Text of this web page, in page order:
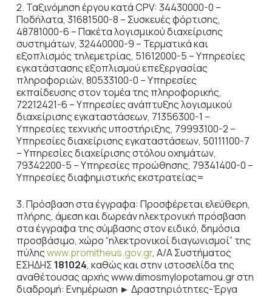
2. Ταξινόμηση έργου κατά CPV:34430000-0 –
Ποδήλατα, 31681500-8 – Συσκευές φόρτισης,
48781000-6 – Πακέτα λογισμικού διαχείρισης
συστημάτων, 32440000-9 – Τερματικά και
εξοπλισμός τηλεμετρίας, 51612000-5 – Υπηρεσίες
εγκατάστασης εξοπλισμού επεξεργασίας
πληροφοριών, 80533100-0 – Υπηρεσίες
εκπαίδευσης στον τομέα της πληροφορικής,
72212421-6 – Υπηρεσίες ανάπτυξης λογισμικού
διαχείρισης εγκαταστάσεων, 71356300-1 –
Υπηρεσίες τεχνικής υποστήριξης, 79993100-2 –
Υπηρεσίες διαχείρισης εγκαταστάσεων, 50111100-7
– Υπηρεσίες διαχείρισης στόλου οχημάτων,
79342200-5 – Υπηρεσίες προώθησης, 79341400-0 –
Υπηρεσίες διαφημιστικής εκστρατείας=
3. Πρόσβαση στα έγγραφα: Προσφέρεται ελεύθερη,
πλήρης, άμεση και δωρεάν ηλεκτρονική πρόσβαση
στα έγγραφα της σύμβασης στον ειδικό, δημόσια
προσβάσιμο, χώρο “ηλεκτρονικοί διαγωνισμοί” της
πύληςwww.promitheus.gov.gr, Α/Α Συστήματος
ΕΣΗΔΗΣ 181024, καθώς και στην ιστοσελίδα της
αναθέτουσας αρχής www.dimosmylopotamou.gr στη
διαδρομή: Ενημέρωση ► Δραστηριότητες-Έργα